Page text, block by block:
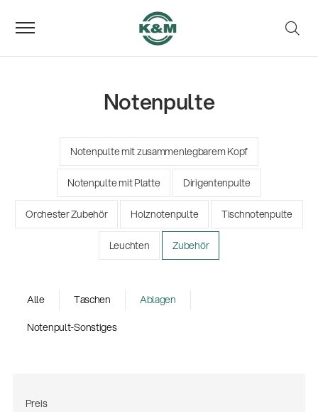
Notenpulte
Notenpulte mit zusammenlegbarem Kopf
Notenpulte mit Platte Dirigentenpulte
Orchester Zubehör Holznotenpulte Tischnotenpulte
Leuchten Zubehör
Alle Taschen
Ablagen
Notenpult-Sonstiges
Preis